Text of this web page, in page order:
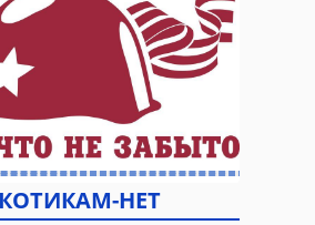
НЕТ